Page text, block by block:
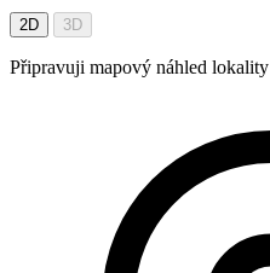
2D 3D
Připravuji mapový náhled lokality